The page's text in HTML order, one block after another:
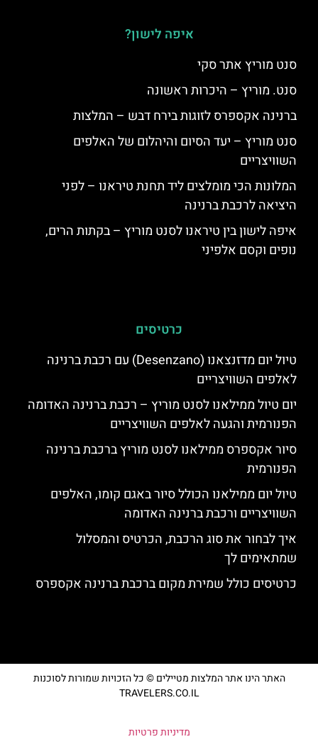
איפה לישון?
סנט מוריץ אתר סקי
סנט. מוריץ – היכרות ראשונה
ברנינה אקספרס לזוגות בירח דבש – המלצות
סנט מוריץ – יעד הסיום והיהלום של האלפים
השוויצריים
המלונות הכי מומלצים ליד תחנת טיראנו – לפני
היציאה לרכבת ברנינה
איפה לישון בין טיראנו לסנט מוריץ – בקתות הרים,
נופים וקסם אלפיני
כרטיסים
טיול יום מדזנצאנו (Desenzano) עם רכבת ברנינה
לאלפים השוויצריים
יום טיול ממילאנו לסנט מוריץ – רכבת ברנינה האדומה
הפנורמית והגעה לאלפים השוויצריים
סיור אקספרס ממילאנו לסנט מוריץ ברכבת ברנינה
הפנורמית
טיול יום ממילאנו הכולל סיור באגם קומו, האלפים
השוויצריים ורכבת ברנינה האדומה
איך לבחור את סוג הרכבת, הכרטיס והמסלול
שמתאימים לך
כרטיסים כולל שמירת מקום ברכבת ברנינה אקספרס
האתר הינו אתר המלצות מטיילים © כל הזכויות שמורות לסוכנות
TRAVELERS.CO.IL
מדיניות פרטיות